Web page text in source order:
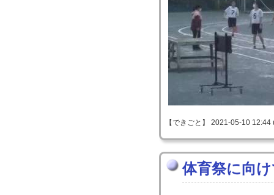
【できごと】 2021-05-10
体育祭に向